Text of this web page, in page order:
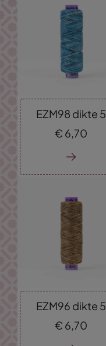
EZM98 dikte 5
€ 6,70
EZM96 dikte 5
€ 6, 70